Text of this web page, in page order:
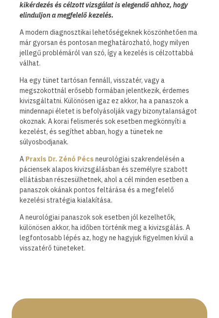
kikérdezés és célzott vizsgálat is elegendő ahhoz, hogy
elinduljon a megfelelő kezelés.
A modern diagnosztikai lehetőségeknek köszönhetően ma
már gyorsan és pontosan meghatározható, hogy milyen
jellegű problémáról van szó, így a kezelés is célzottabbá
válhat.
Ha egy tünet tartósan fennáll, visszatér, vagy a
megszokottnál erősebb formában jelentkezik, érdemes
kivizsgáltatni. Különösen igaz ez akkor, ha a panaszok a
mindennapi életet is befolyásolják vagy bizonytalanságot
okoznak. A korai felismerés sok esetben megkönnyíti a
kezelést, és segíthet abban, hogy a tünetek ne
súlyosbodjanak.
A Praxis Dr. Zénó Pécs neurológiai szakrendelésén a
páciensek alapos kivizsgálásban és személyre szabott
ellátásban részesülhetnek, ahol a cél minden esetben a
panaszok okának pontos feltárása és a megfelelő
kezelési stratégia kialakítása.
A neurológiai panaszok sok esetben jól kezelhetők,
különösen akkor, ha időben történik meg a kivizsgálás. A
legfontosabb lépés az, hogy ne hagyjuk figyelmen kívül a
visszatérő tüneteket.